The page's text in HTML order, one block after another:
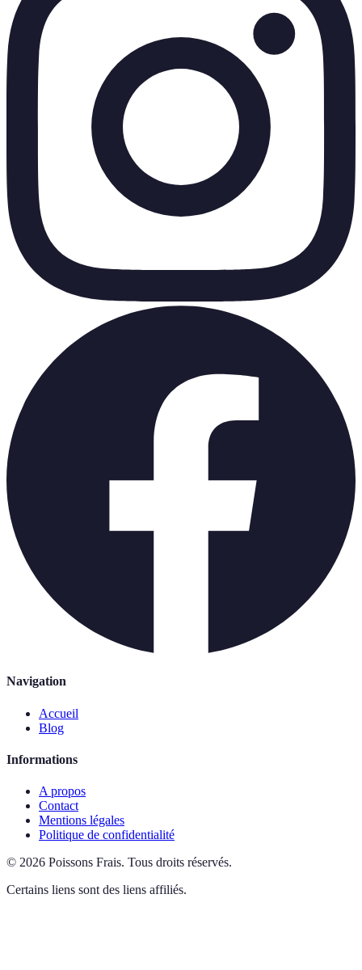
Navigation
Accueil
Blog
Informations
A propos
Contact
Mentions légales
Politique de confidentialité
© 2026 Poissons Frais. Tous droits réservés.
Certains liens sont des liens affiliés.